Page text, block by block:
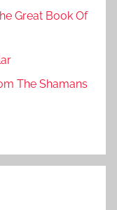
Great Book Of
The Shamans